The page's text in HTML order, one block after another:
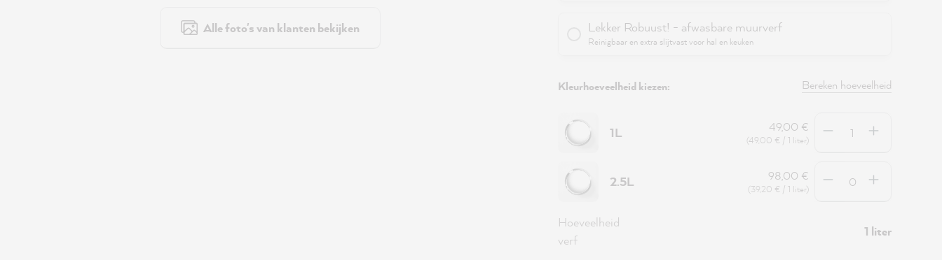
Alle foto's van klanten bekijken Lekker Robuust! - afwasbare muurverf
Reinigbaar en extra slijtvast voor hal en keuken
Kleurhoeveelheid kiezen: Bereken hoeveelheid
1L 49,00 €
(49,00 € / 1 liter)
2.5L 98,00 €
(39,20 € / 1 liter)
Hoeveelheid
verf
1 liter